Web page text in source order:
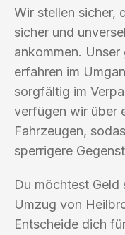
Wir stellen sicher,
sicher und
ankommen.
erfahren im
sorgfältig im
verfügen wir über
Fahrzeugen,
sperrigere
Du möchtest Geld
Umzug von
Entscheide dich